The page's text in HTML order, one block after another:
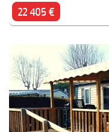
22 405 €